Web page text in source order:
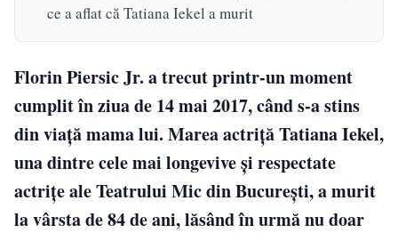
ce a aflat că Tatiana Iekel a murit
Florin Piersic Jr. a trecut printr-un moment
cumplit în ziua de 14 mai 2017, când s-a stins
din viață mama lui. Marea actriță Tatiana Iekel,
una dintre cele mai longevive și respectate
actrițe ale Teatrului Mic din București, a murit
la vârsta de 84 de ani, lăsând în urmă nu doar